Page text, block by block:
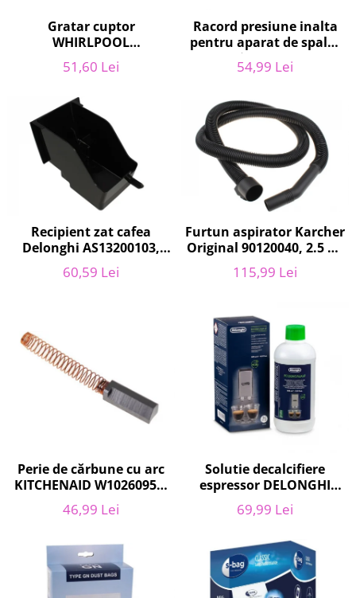
Servere, Componente & UPS
Telecomenzi garaj
Sport & Activitati in aer liber
Accesorii Fitness
Accesorii sportive
Articole Voiaj
Camping
Sporturi acvatice
Sporturi de interior
TV, Audio & Foto
Aparate Foto & Accesorii
Drone si Accesorii
Home Cinema & Audio
Playere, Boxe & Casti
Telescoape & Optica
Ambalaje cadouri
Cadouri
Curatenie si intretinere
Gratar cuptor
WHIRLPOOL
481010657433, 37.5 x 44.2
cm
51,60 Lei
Racord presiune inalta
pentru aparat de spalat
cu presiune, KARCHER
9.013-355.0, K4/K5
54,99 Lei
Recipient zat cafea
Delonghi AS13200103,
ECAM21 - ECAM25
60,59 Lei
Furtun aspirator Karcher
Original 90120040, 2.5 m,
negru
115,99 Lei
Perie de cărbune cu arc
KITCHENAID W10260958,
5KSM15
46,99 Lei
Solutie decalcifiere
espressor DELONGHI
AS00006179, DLSC500,
500 ml
69,99 Lei